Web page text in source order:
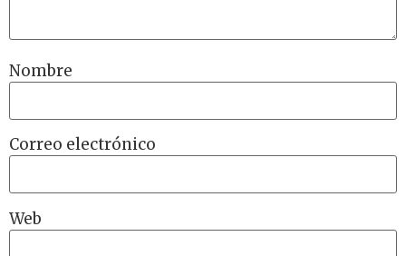
Nombre
Correo electrónico
Web